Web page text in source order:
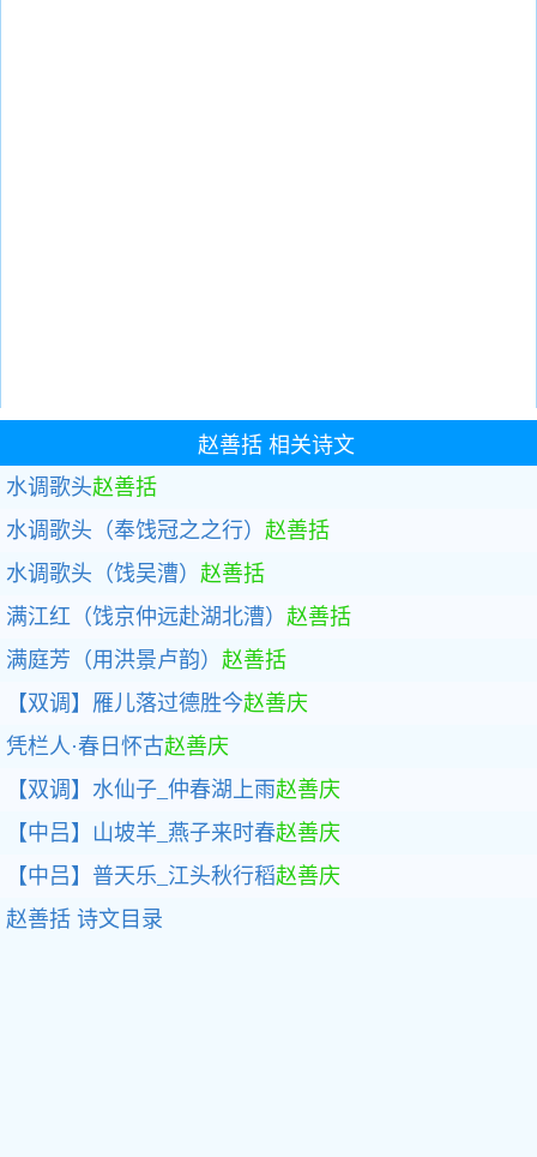
赵善括相关诗文
水调歌头赵善括
水调歌头（奉饯冠之之行） 赵善括
水调歌头（饯吴漕） 赵善括
满江红（饯京仲远赴湖北漕） 赵善括
满庭芳（用洪景卢韵） 赵善括
【双调】雁儿落过德胜今赵善庆
凭栏人·春日怀古赵善庆
【双调】水仙子_仲春湖上雨赵善庆
【中吕】山坡羊_燕子来时春赵善庆
【中吕】普天乐_江头秋行稻赵善庆
赵善括 诗文目录